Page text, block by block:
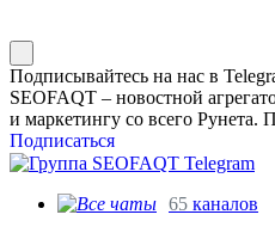
Подписывайтесь на нас в
SEOFAQT – новостной
и маркетингу со всего Рунета.
Подписаться
65 каналов